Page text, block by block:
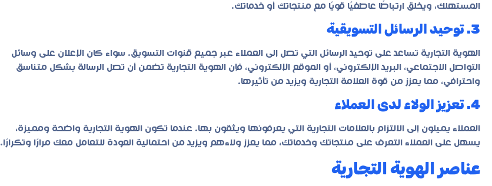
المستهلك، ويخلق ارتباطًا عاطفيًا قويًا مع منتجاتك أو خدماتك.
3. توحيد الرسائل التسويقية
الهوية التجارية تساعد على توحيد الرسائل التي تصل إلى العملاء عبر جميع قنوات التسويق. سواء كان الإعلان على وسائل
التواصل الاجتماعي، البريد الإلكتروني، أو الموقع الإلكتروني، فإن الهوية التجارية تضمن أن تصل الرسالة بشكل متناسق
واحترافي، مما يعزز من قوة العلامة التجارية ويزيد من تأثيرها.
4. تعزيز الولاء لدى العملاء
العملاء يميلون إلى الالتزام بالعلامات التجارية التي يعرفونها ويثقون بها. عندما تكون الهوية التجارية واضحة ومميزة،
يسهل على العملاء التعرف على منتجاتك وخدماتك، مما يعزز ولاءهم ويزيد من احتمالية العودة للتعامل معك مرارًا وتكرارًا.
عناصر الهوية التجارية